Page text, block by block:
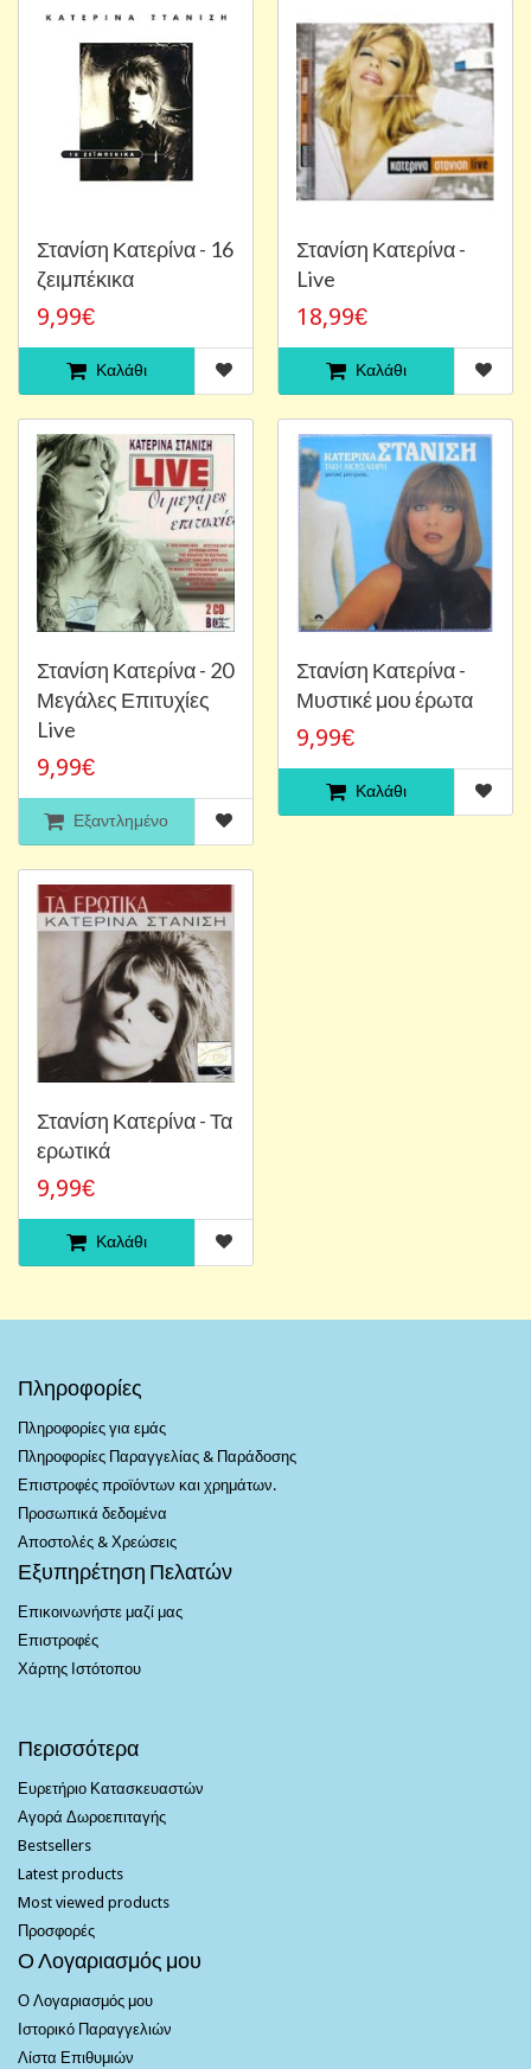
Στανίση Κατερίνα - 16
ζειμπέκικα
9,99€
Καλάθι
Στανίση Κατερίνα -
Live
18,99€
Καλάθι
Στανίση Κατερίνα - 20
Μεγάλες Επιτυχίες
Live
9,99€
Εξαντλημένο
Στανίση Κατερίνα -
Μυστικέ μου έρωτα
9,99€
Καλάθι
Στανίση Κατερίνα - Τα
ερωτικά
9,99€
Καλάθι
Πληροφορίες
Πληροφορίες για εμάς
Πληροφορίες Παραγγελίας & Παράδοσης
Επιστροφές προϊόντων και χρημάτων.
Προσωπικά δεδομένα
Αποστολές & Χρεώσεις
Εξυπηρέτηση Πελατών
Επικοινωνήστε μαζί μας
Επιστροφές
Χάρτης Ιστότοπου
Περισσότερα
Ευρετήριο Κατασκευαστών
Αγορά Δωροεπιταγής
Bestsellers
Latest products
Most viewed products
Προσφορές
Ο Λογαριασμός μου
Ο Λογαριασμός μου
Ιστορικό Παραγγελιών
Λίστα Επιθυμιών